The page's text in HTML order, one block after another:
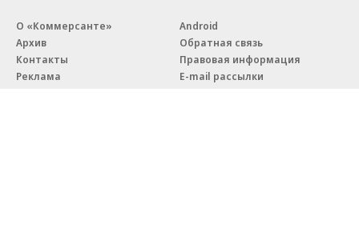
О «Коммерсанте»
Архив
Контакты
Реклама
Android
Обратная связь
Правовая информация
E-mail рассылки